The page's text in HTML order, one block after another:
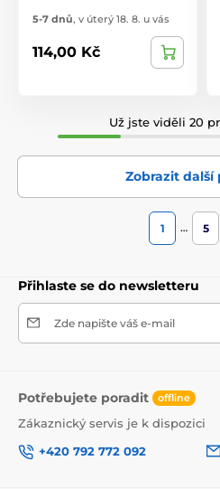
5-7 dnů, v úterý 18. 8. u vás
114,00 Kč
Už jste viděli 20
Zobrazit další
1 … 5
Přihlaste se do newsletteru
Zde napište váš e-mail
Potřebujete poradit offline
Zákaznický servis je k dispozici
+420 792 772 092